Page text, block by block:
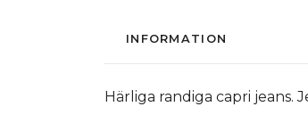
INFORMATION
Härliga randiga capri jeans.